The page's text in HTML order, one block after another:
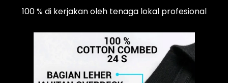
100 % di kerjakan oleh tenaga lokal profesional